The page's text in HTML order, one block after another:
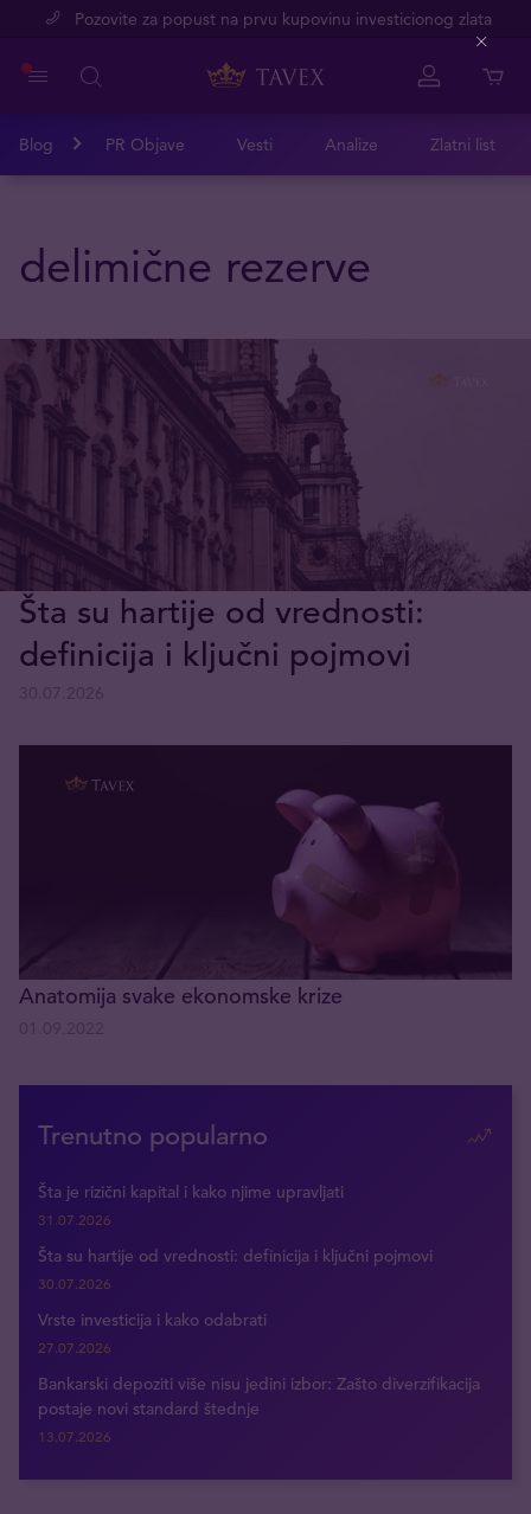
Pozovite za popust na prvu kupovinu investicionog zlata
Blog PR Objave Vesti Analize Zlatni list
delimične rezerve
Šta su hartije od vrednosti:
definicija i ključni pojmovi
Anatomija svake ekonomske krize
Trenutno popularno
Šta je rizični kapital i kako njime upravljati
31.07.2026
Šta su hartije od vrednosti: definicija i ključni pojmovi
30.07.2026
Vrste investicija i kako odabrati
27.07.2026
Bankarski depoziti više nisu jedini izbor: Zašto diverzifikacija
postaje novi standard štednje
13.07.2026
Close